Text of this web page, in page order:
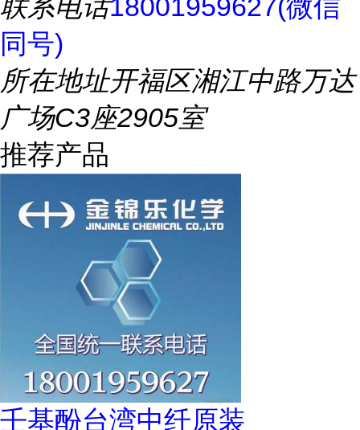
联系电话18001959627(微信
同号)
所在地址开福区湘江中路万达
广场C3座2905室
推荐产品
壬基酚台湾中纤原装